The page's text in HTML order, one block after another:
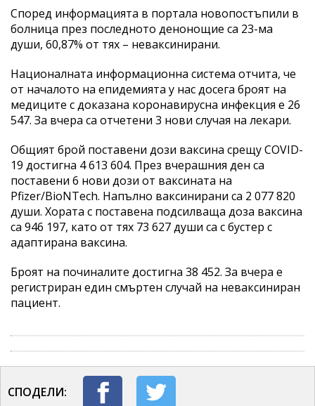
Според информацията в портала новопостъпили в
болница през последното денонощие са 23-ма
души, 60,87% от тях – неваксинирани.
Националната информационна система отчита, че
от началото на епидемията у нас досега броят на
медиците с доказана коронавирусна инфекция е 26
547. За вчера са отчетени 3 нови случая на лекари.
Общият брой поставени дози ваксина срещу COVID-
19 достигна 4 613 604. През вчерашния ден са
поставени 6 нови дози от ваксината на
Pfizer/BioNTech. Напълно ваксинирани са 2 077 820
души. Хората с поставена подсилваща доза ваксина
са 946 197, като от тях 73 627 души са с бустер с
адаптирана ваксина.
Броят на починалите достигна 38 452. За вчера е
регистриран един смъртен случай на неваксиниран
пациент.
СПОДЕЛИ: